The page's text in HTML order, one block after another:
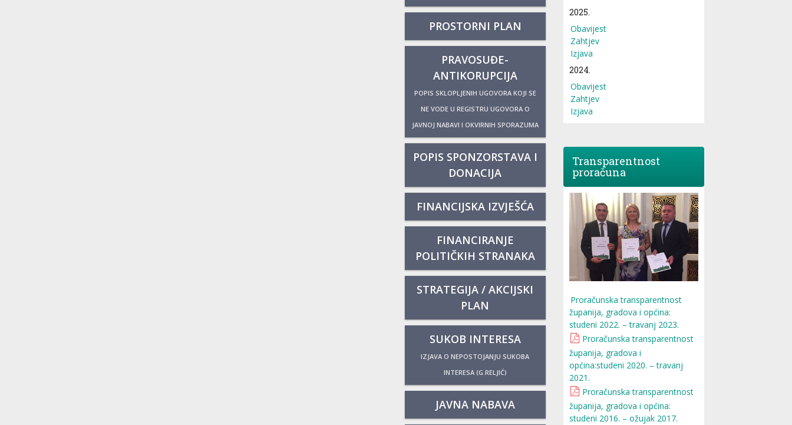
PROSTORNI PLAN
PRAVOSUĐE-
ANTIKORUPCIJA
POPIS SKLOPLJENIH UGOVORA KOJI SE
NE VODE U REGISTRU UGOVORA O
JAVNOJ NABAVI I OKVIRNIH SPORAZUMA
POPIS SPONZORSTAVA I
DONACIJA
FINANCIJSKA IZVJEŠĆA
FINANCIRANJE
POLITIČKIH STRANAKA
STRATEGIJA / AKCIJSKI
PLAN
SUKOB INTERESA
IZJAVA O NEPOSTOJANJU SUKOBA
INTERESA (G.RELJIĆ)
JAVNA NABAVA
2025.
Obavijest
Zahtjev
Izjava
2024.
Obavijest
Zahtjev
Izjava
Transparentnost
proračuna
Proračunska transparentnost
županija, gradova i općina:
studeni 2022. – travanj 2023.
Proračunska transparentnost
županija, gradova i
općina:studeni 2020. – travanj
2021.
Proračunska transparentnost
županija, gradova i općina:
studeni 2016. – ožujak 2017.